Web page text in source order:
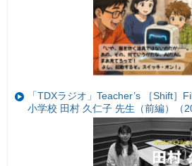
「TDXラジオ」Teacher’s ［Shift］
小学校 田村 久仁子 先生（前編）（